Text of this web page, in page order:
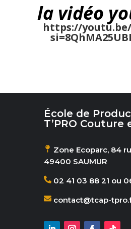
la vidéo
https://youtu.be/
École de
T’PRO
Zone Ecoparc, 84
49400 SAUMUR
02 41 03 88 21 ou
contact@tcap-